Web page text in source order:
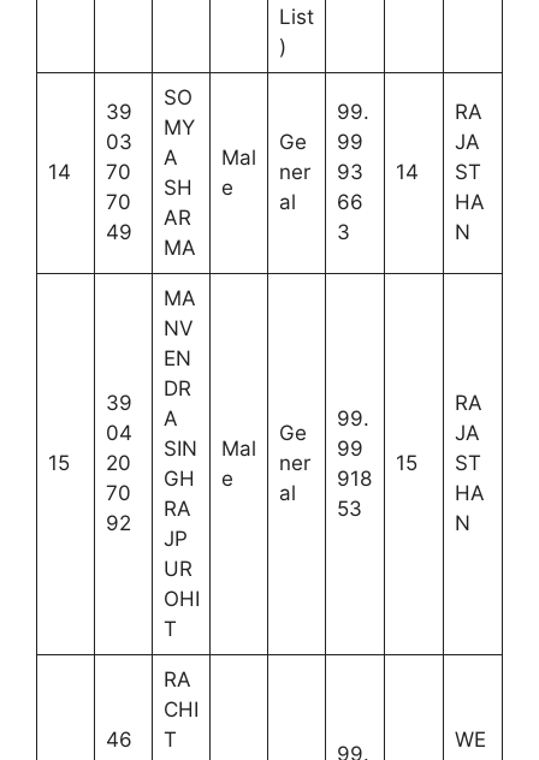
List
)
14
39
03
70
70
49
SO
MY
A
SH
AR
MA
Mal
e
Ge
ner
al
99.
99
93
66
3
14
RA
JA
ST
HA
N
15
39
04
20
70
92
MA
NV
EN
DR
A
SIN
GH
RA
JP
UR
OHI
T
Mal
e
Ge
ner
al
99.
99
918
53
15
RA
JA
ST
HA
N
46
RA
CHI
T
99.
WE